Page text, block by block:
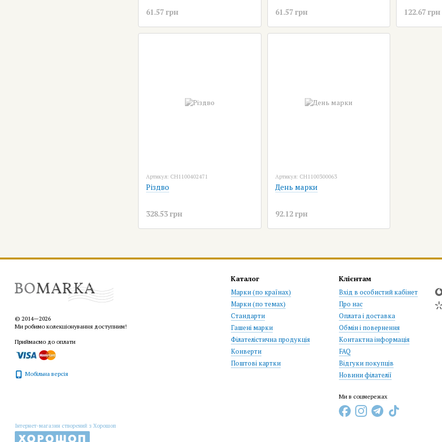
61.57 грн 61.57 грн 122.67 грн
Артикул: CH1100402471
Різдво
328.53 грн
Артикул: CH1100300063
День марки
92.12 грн
© 2014—2026
Ми робимо колекціонування доступним!
Приймаємо до оплати
Мобільна версія
Інтернет-магазин створений з Хорошоп
Каталог
Марки (по країнах)
Марки (по темах)
Стандарти
Гашені марки
Філателістична продукція
Конверти
Поштові картки
Клієнтам
Вхід в особистий кабінет
Про нас
Оплата і доставка
Обмін і повернення
Контактна інформація
FAQ
Відгуки покупців
Новини філателії
Ми в соцмережах